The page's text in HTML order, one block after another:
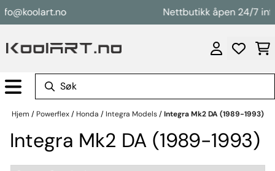
Hopp til innhold Nettbutikk åpen 24/7
Hjem / Powerflex/ Honda / Integra Models/Integra Mk2 DA (1989-1993)
Integra Mk2 DA (1989-1993)